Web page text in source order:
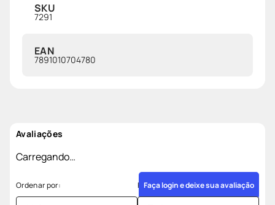
SKU
7291
EAN
7891010704780
Avaliações
Carregando…
Faça login e deixe sua avaliação